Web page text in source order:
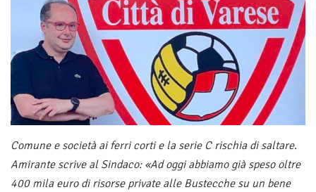
Comune e società ai ferri corti e la serie C rischia di saltare.
Amirante scrive al Sindaco: «Ad oggi abbiamo già speso oltre
400 mila euro di risorse private alle Bustecche su un bene